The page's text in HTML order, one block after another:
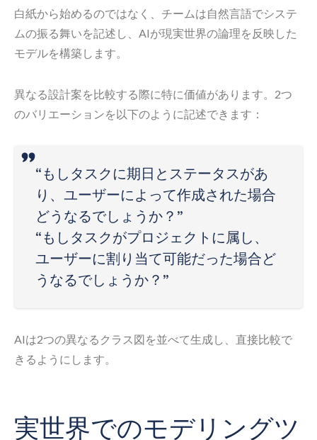
白紙から始めるのではなく、チームは自然言語でシステ
ムの振る舞いを記述し、AIが現実世界の論理を反映した
モデルを構築します。
異なる設計案を比較する際に特に価値があります。2つ
のバリエーションを以下のように記述できます：
“もしタスクに期日とステータスがあ
り、ユーザーによって作成された場合
どうなるでしょうか？”
“もしタスクがプロジェクトに属し、
ユーザーに割り当て可能だった場合ど
うなるでしょうか？”
AIは2つの異なるクラス図を並べて生成し、直接比較で
きるようにします。
実世界でのモデリングツ